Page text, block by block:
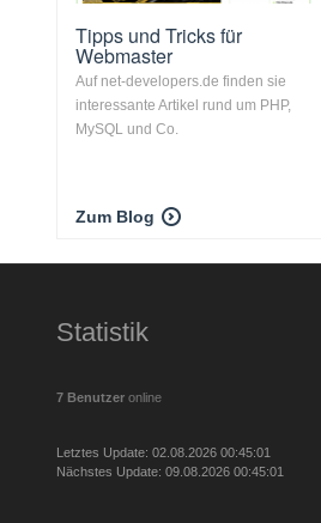
Tipps und Tricks für
Webmaster
Auf net-developers.de finden sie
interessante Artikel rund um PHP,
MySQL und Co.
Zum Blog
Statistik
7 Benutzer online
Letztes Update: 02.08.2026 00:45:01
Nächstes Update: 09.08.2026 00:45:01